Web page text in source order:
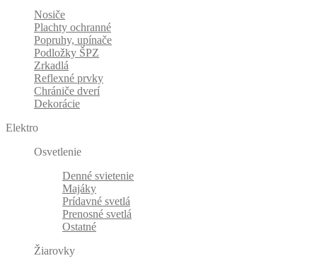
Nosiče
Plachty ochranné
Popruhy, upínače
Podložky ŠPZ
Zrkadlá
Reflexné prvky
Chrániče dverí
Dekorácie
Elektro
Osvetlenie
Denné svietenie
Majáky
Prídavné svetlá
Prenosné svetlá
Ostatné
Žiarovky